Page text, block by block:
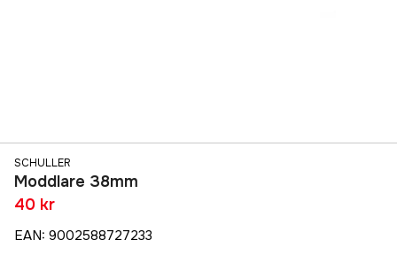
SCHULLER
Moddlare 38mm
40 kr
EAN: 9002588727233